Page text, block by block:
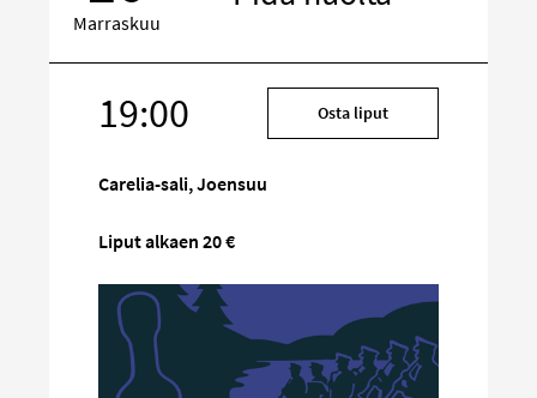
Marraskuu
19:00 Osta liput
Carelia-sali, Joensuu
Liput alkaen 20 €